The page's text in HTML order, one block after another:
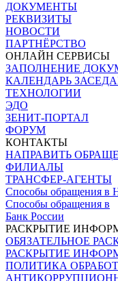
ДОКУМЕНТЫ
РЕКВИЗИТЫ
НОВОСТИ
ПАРТНЁРСТВО
ОНЛАЙН СЕРВИСЫ
ЗАПОЛНЕНИЕ
КАЛЕНДАРЬ
ТЕХНОЛОГИИ
ЭДО
ЗЕНИТ-ПОРТАЛ
ФОРУМ
КОНТАКТЫ
НАПРАВИТЬ
ФИЛИАЛЫ
ТРАНСФЕР-АГЕНТЫ
Способы обращения
Способы обращения в
Банк России
РАСКРЫТИЕ
ОБЯЗАТЕЛЬНОЕ
РАСКРЫТИЕ
ПОЛИТИКА